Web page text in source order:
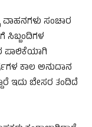
ವಾಹನಗಳು ಸಂಚಾರ
ಸಿಬ್ಬಂದಿಗಳ
ಪಾಲಿಕೆಯಾಗಿ
ಕಾಲ ಅನುದಾನ
ಇದು ಬೇಸರ ತಂದಿದೆ